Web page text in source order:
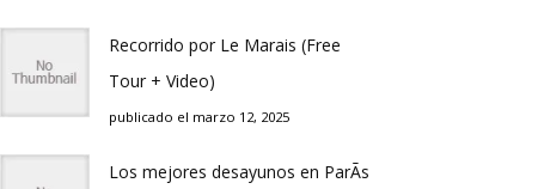
Recorrido por Le Marais (Free
Tour + Video)
publicado el marzo 12, 2025
Los mejores desayunos en ParÃ­s